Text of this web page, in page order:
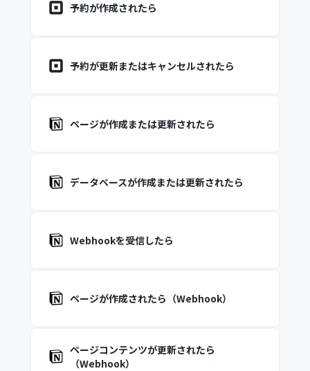
予約が作成されたら
予約が更新またはキャンセルされたら
ページが作成または更新されたら
データベースが作成または更新されたら
Webhookを受信したら
ページが作成されたら（Webhook）
ページコンテンツが更新されたら
（Webhook）